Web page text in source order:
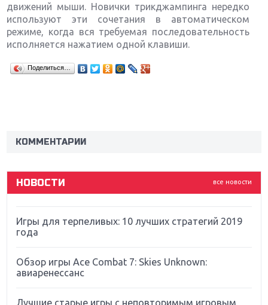
движений мыши. Новички трикджампинга нередко
используют эти сочетания в автоматическом
режиме, когда вся требуемая последовательность
исполняется нажатием одной клавиши.
Поделиться…
КОММЕНТАРИИ
все новости
НОВОСТИ
Far Cry 5: хвалить нельзя ругать
Игры для терпеливых: 10 лучших стратегий 2019
года
Обзор игры Ace Combat 7: Skies Unknown:
авиаренессанс
Лучшие старые игры с неповторимым игровым